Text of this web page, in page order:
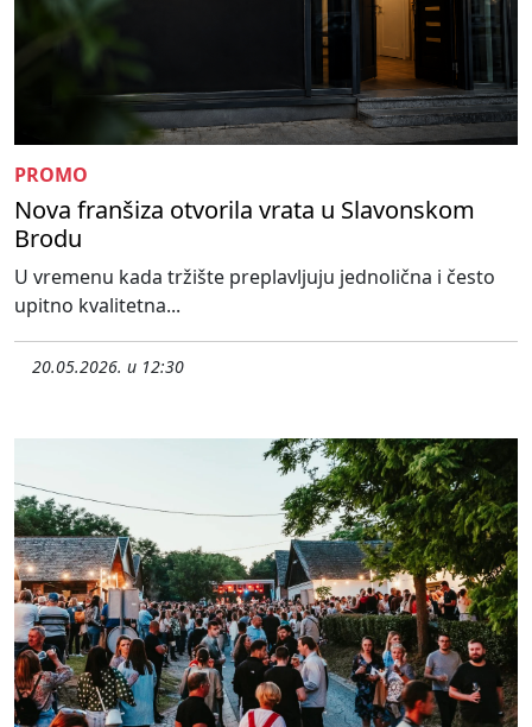
PROMO
Nova franšiza otvorila vrata u Slavonskom
Brodu
U vremenu kada tržište preplavljuju jednolična i često
upitno kvalitetna...
20.05.2026. u 12:30